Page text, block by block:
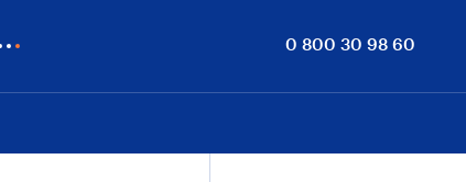
0 800 30 98 60